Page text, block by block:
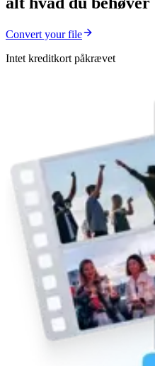
Convert your file
Intet kreditkort påkrævet